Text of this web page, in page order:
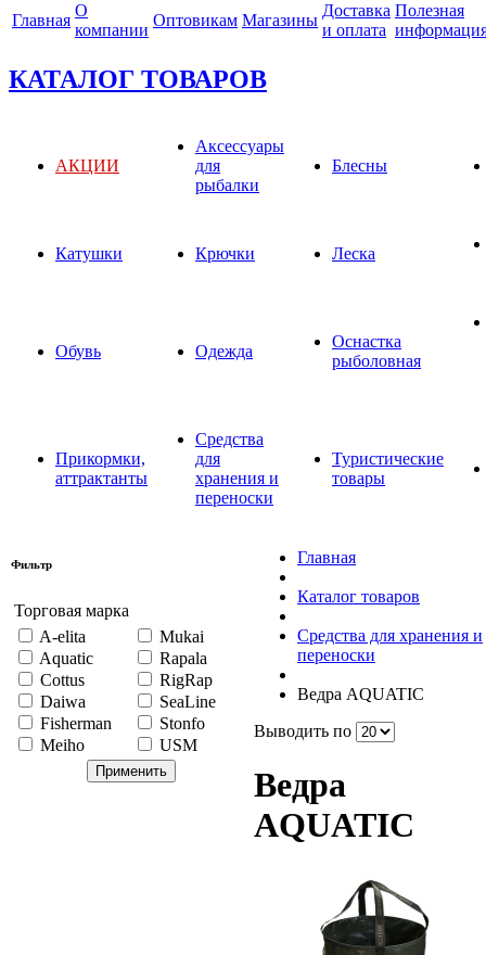
Главная
О
компании
Оптовикам Магазины
Доставка
и оплата
Полезная
КАТАЛОГ ТОВАРОВ
АКЦИИ
Аксессуары
для
рыбалки
Блесны
Катушки Крючки Леска
Обувь Одежда
Оснастка
рыболовная
Прикормки,
аттрактанты
Средства
для
хранения и
переноски
Туристические
товары
Фильтр
Торговая марка
A-elita
Aquatic
Cottus
Daiwa
Fisherman
Meiho
Mukai
Rapala
RigRap
SeaLine
Stonfo
USM
Главная
Каталог товаров
Средства для хранения и
переноски
Ведра AQUATIC
Выводить по
Ведра
AQUATIC